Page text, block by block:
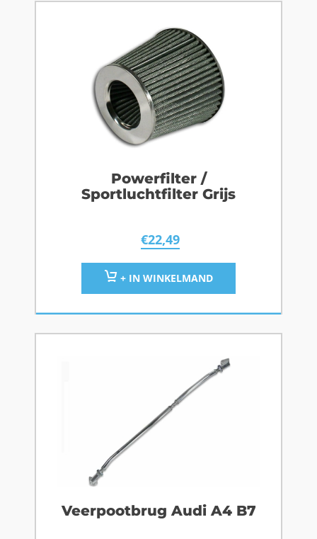
Powerfilter /
Sportluchtfilter Grijs
€22,49
+ IN WINKELMAND
Veerpootbrug Audi A4 B7